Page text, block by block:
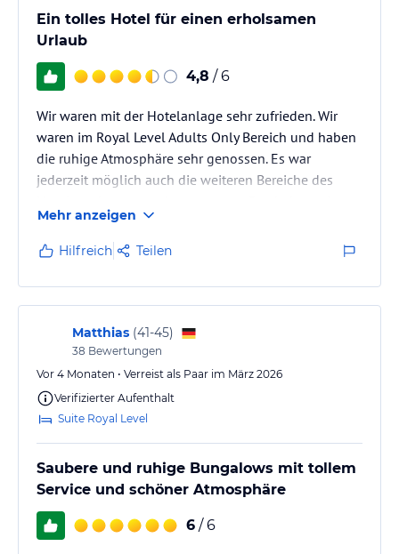
- Beach-Volley
- Wasserpolo
- Tischtennis
- Shuffelboard
- Javelot
Weitere im Hotel und in der Umgebung organisierte Aktivitäten:
- 2 Golfplätze (2 km entfernt)
- Club-Haus (2 km entfernt)
- Tauchen
Schönheitssalon
Fitnesszentrum
Sauna
Whirlpool
Massageservice
Hinweis: Allgemeine und unverbindliche
Hoteliers-/Veranstalter-/Kataloginformationen. Alle Angaben
ohne Gewähr und ohne Prüfung durch HolidayCheck. Bitte
Angebotsdetails
jeweiligen Veranstalters.
Ein tolles Hotel für einen erholsamen
Urlaub
4,8 / 6
Wir waren mit der Hotelanlage sehr zufrieden. Wir
waren im Royal Level Adults Only Bereich und haben
die ruhige Atmosphäre sehr genossen. Es war
jederzeit möglich auch die weiteren Bereiche des
allerdings nur im Rahmen eines reservierten
Abendessens in Anspruch genommen. Das Zimmer
war geräumig und sauber. Natürlich gibt es auch
Kleinigkeiten, die durchaus zeitnah renoviert werden
könnten (Fugen oder Fußleisten) - das gibt es
allerdings wohl in jedem Hotel. Das Essen…
Mehr anzeigen
Hilfreich Teilen
Matthias (41-45)
38 Bewertungen
Vor 4 Monaten • Verreist als Paar im März 2026
Verifizierter Aufenthalt
Suite Royal Level
Saubere und ruhige Bungalows mit tollem
Service und schöner Atmosphäre
6 / 6